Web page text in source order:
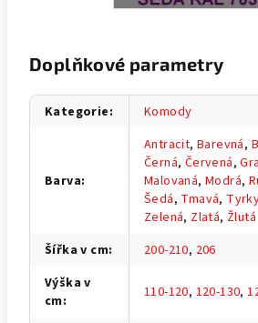
Doplňkové parametry
Kategorie: Komody
Barva:
Antracit,Barevná,
Černá, Červená,
Malovaná,Modrá,
Šedá, Tmavá,
Zelená, Zlatá, Žlutá
Šířka v cm: 200-210, 206
Výška v
cm: 110-120, 120-130,